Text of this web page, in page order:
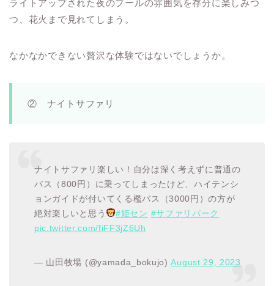
ライトアップされた夜のプールの雰囲気を存分に楽しみつ
つ、花火まで見れてしまう。
なかなかできない贅沢な体験ではないでしょうか。
② ナイトサファリ
ナイトサファリ楽しい！自分は深く考えずに普通の
バス（800円）に乗ってしまったけど、ハイテンシ
ョンガイドが付いてくる檻バス（3000円）の方が
絶対楽しいと思う
#姫セン #サファリパーク
pic.twitter.com/fiFF3jZ6Uh
— 山田牧場 (@yamada_bokujo)August 29, 2023